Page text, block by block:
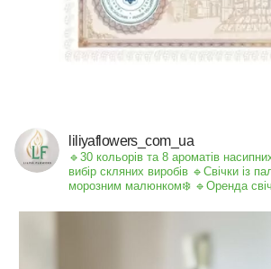
liliyaflowers_com_ua
🔹30 кольорів та 8 ароматів
вибір скляних виробів 🔹Свічки із
морозним малюнком❄️ 🔹Оренда